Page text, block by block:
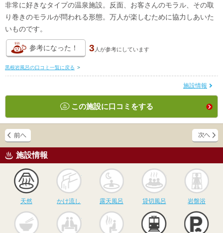
非常に好きなタイプの温泉施設。反面、お客さんのモラル、その取
り巻きのモラルが問われる形態。万人が楽しむために協力しあいた
いものです。
参考になった！ 3 人が参考にしています
黒根岩風呂の口コミ一覧に戻る >
施設情報
この施設に口コミをする
施設情報
天然
かけ流し
かけ流し
露天風呂
露天風呂
貸切風呂
貸切風呂 岩盤浴
サウナ